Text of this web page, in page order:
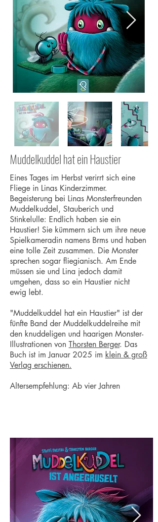
Muddelkuddel hat ein Haustier
Eines Tages im Herbst verirrt sich eine
Fliege in Linas Kinderzimmer.
Begeisterung bei Linas Monsterfreunden
Muddelkuddel, Stauberich und
Stinkelulle: Endlich haben sie ein
Haustier! Sie kümmern sich um ihre neue
Spielkameradin namens Brms und haben
eine tolle Zeit zusammen. Die Monster
sprechen sogar fliegianisch. Am Ende
müssen sie und Lina jedoch damit
umgehen, dass so ein Haustier nicht
ewig lebt.
"Muddelkuddel hat ein Haustier" ist der
fünfte Band der Muddelkuddelreihe mit
den knuddeligen und haarigen Monster-
Illustrationen von Thorsten Berger. Das
Buch ist im Januar 2025 im klein & groß
Verlag erschienen.
Altersempfehlung: Ab vier Jahren